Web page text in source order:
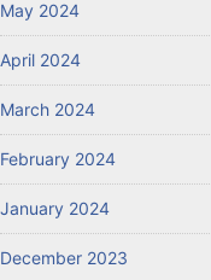
May 2024
April 2024
March 2024
February 2024
January 2024
December 2023